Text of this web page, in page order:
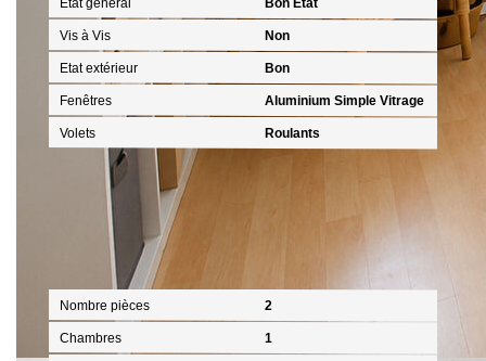
Vis à Vis Non
Etat extérieur Bon
Fenêtres Aluminium Simple Vitrage
Volets Roulants
Intérieur
Nombre pièces 2
Chambres 1